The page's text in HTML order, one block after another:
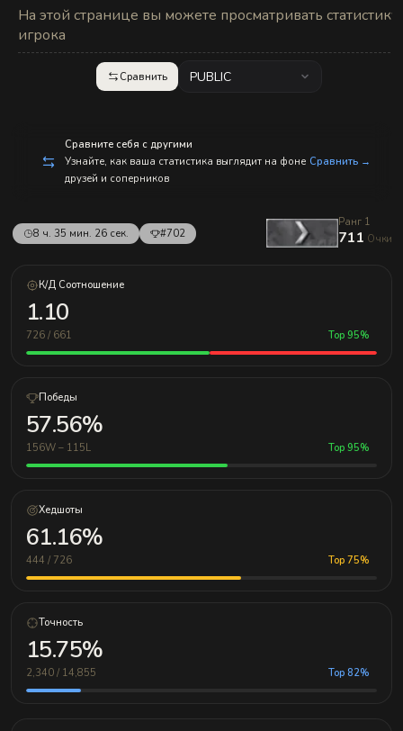
На этой странице вы можете просматривать статистику
игрока
Сравнить PUBLIC
Сравните себя с другими
Узнайте, как ваша статистика выглядит на фоне
друзей и соперников
Сравнить →
8 ч. 35 мин. 26 сек. #702
Ранг 1
711 Очки
К/Д Соотношение
1.10
726 / 661 Top 95%
Победы
57.56%
156W – 115L Top 95%
Хедшоты
61.16%
444 / 726 Top 75%
Точность
15.75%
2,340 / 14,855 Top 82%
п
р
а
в